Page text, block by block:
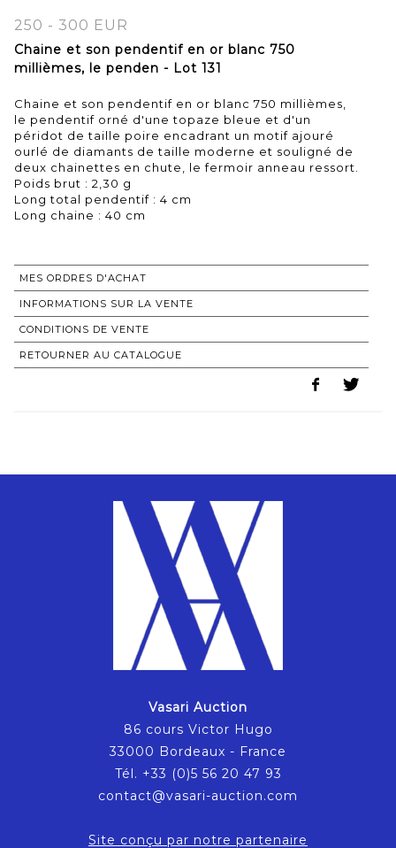
250 - 300 EUR
Chaine et son pendentif en or blanc 750
millièmes, le penden - Lot 131
Chaine et son pendentif en or blanc 750 millièmes,
le pendentif orné d'une topaze bleue et d'un
péridot de taille poire encadrant un motif ajouré
ourlé de diamants de taille moderne et souligné de
deux chainettes en chute, le fermoir anneau ressort.
Poids brut : 2,30 g
Long total pendentif : 4 cm
Long chaine : 40 cm
MES ORDRES D'ACHAT
INFORMATIONS SUR LA VENTE
CONDITIONS DE VENTE
RETOURNER AU CATALOGUE
Vasari Auction
86 cours Victor Hugo
33000 Bordeaux - France
Tél. +33 (0)5 56 20 47 93
contact@vasari-auction.com
Site conçu par notre partenaire